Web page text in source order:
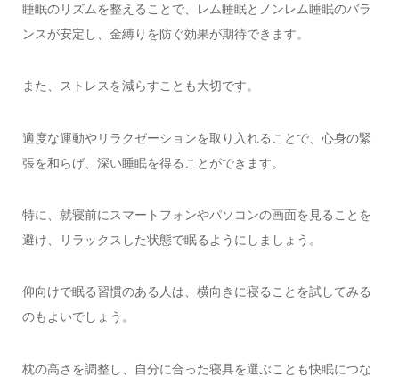
睡眠のリズムを整えることで、レム睡眠とノンレム睡眠のバラ
ンスが安定し、金縛りを防ぐ効果が期待できます。
また、ストレスを減らすことも大切です。
適度な運動やリラクゼーションを取り入れることで、心身の緊
張を和らげ、深い睡眠を得ることができます。
特に、就寝前にスマートフォンやパソコンの画面を見ることを
避け、リラックスした状態で眠るようにしましょう。
仰向けで眠る習慣のある人は、横向きに寝ることを試してみる
のもよいでしょう。
枕の高さを調整し、自分に合った寝具を選ぶことも快眠につな